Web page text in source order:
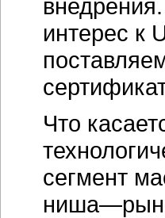
интерес к
Что
сегмент